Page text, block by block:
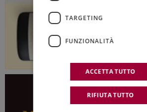
TARGETING
FUNZIONALITÀ
ACCETTA TUTTO
RIFIUTA TUTTO